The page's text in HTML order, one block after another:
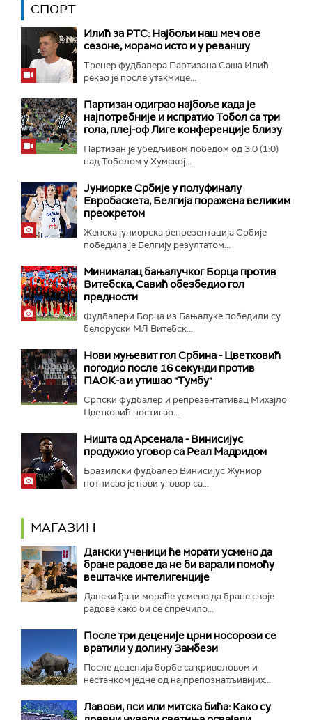
СПОРТ
Илић за РТС: Најбољи наш меч ове
сезоне, морамо исто и у реваншу
Тренер фудбалера Партизана Саша Илић
рекао је после утакмице...
Партизан одиграо најбоље када је
најпотребније и испратио Тобол са три
гола, плеј-оф Лиге конференције близу
Партизан је убедљивом победом од 3:0 (1:0)
над Тоболом у Хумској...
Јуниорке Србије у полуфиналу
Евробаскета, Белгија поражена великим
преокретом
Женска јуниорска репрезентација Србије
победила је Белгију резултатом...
Минималац бањалучког Борца против
Витебска, Савић обезбедио гол
предности
Фудбалери Борца из Бањалуке победили су
белоруски МЛ Витебск...
Нови муњевит гол Србина - Цветковић
погодио после 16 секунди против
ПАОК-а и утишао "Тумбу"
Српски фудбалер и репрезентативац Михајло
Цветковић постигао...
Ништа од Арсенала - Винисијус
продужио уговор са Реал Мадридом
Бразилски фудбалер Винисијус Жуниор
потписао је нови уговор са...
МАГАЗИН
Дански ученици ће морати усмено да
бране радове да не би варали помоћу
вештачке интелигенције
Дански ђаци мораће усмено да бране своје
радове како би се спречило...
После три деценије црни носорози се
вратили у долину Замбези
После деценија борбе са криволовом и
нестанком једне од најпрепознатљивијих...
Лавови, пси или митска бића: Како су